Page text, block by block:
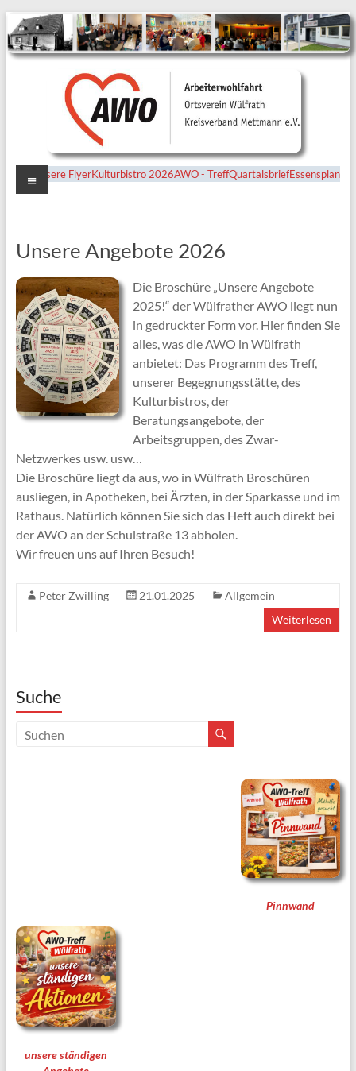
Ortsverein
Wülfrath
Unsere FlyerKulturbistro 2026AWO - TreffQuartalsbriefEssensplan
Menü
Unsere Angebote 2026
Die Broschüre „Unsere Angebote
2025!“ der Wülfrather AWO liegt nun
in gedruckter Form vor. Hier finden Sie
alles, was die AWO in Wülfrath
anbietet: Das Programm des Treff,
unserer Begegnungsstätte, des
Kulturbistros, der
Beratungsangebote, der
Arbeitsgruppen, des Zwar-
Netzwerkes usw. usw…
Die Broschüre liegt da aus, wo in Wülfrath Broschüren
ausliegen, in Apotheken, bei Ärzten, in der Sparkasse und im
Rathaus. Natürlich können Sie sich das Heft auch direkt bei
der AWO an der Schulstraße 13 abholen.
Wir freuen uns auf Ihren Besuch!
Peter Zwilling 21.01.2025
Allgemein
Weiterlesen
Suche
Pinnwand
unsere ständigen